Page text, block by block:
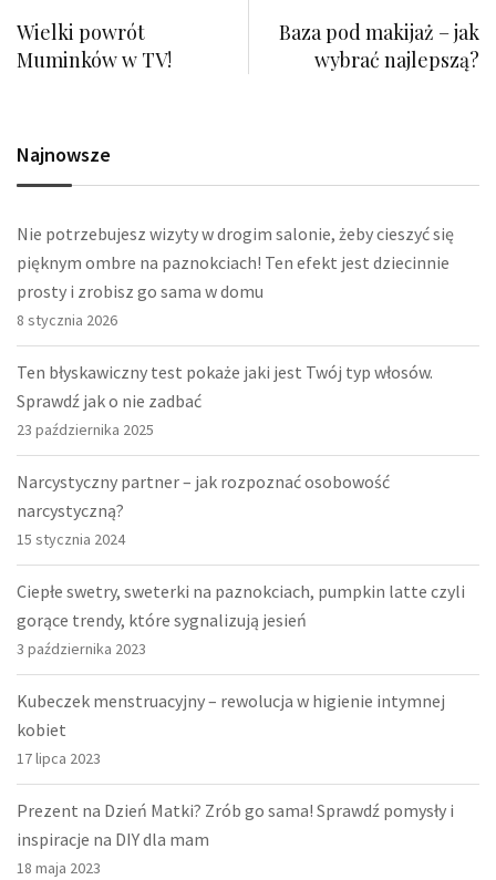
Wielki powrót
Muminków w TV!
Baza pod makijaż – jak
wybrać najlepszą?
Najnowsze
Nie potrzebujesz wizyty w drogim salonie, żeby cieszyć się
pięknym ombre na paznokciach! Ten efekt jest dziecinnie
prosty i zrobisz go sama w domu
8 stycznia 2026
Ten błyskawiczny test pokaże jaki jest Twój typ włosów.
Sprawdź jak o nie zadbać
23 października 2025
Narcystyczny partner – jak rozpoznać osobowość
narcystyczną?
15 stycznia 2024
Ciepłe swetry, sweterki na paznokciach, pumpkin latte czyli
gorące trendy, które sygnalizują jesień
3 października 2023
Kubeczek menstruacyjny – rewolucja w higienie intymnej
kobiet
17 lipca 2023
Prezent na Dzień Matki? Zrób go sama! Sprawdź pomysły i
inspiracje na DIY dla mam
18 maja 2023